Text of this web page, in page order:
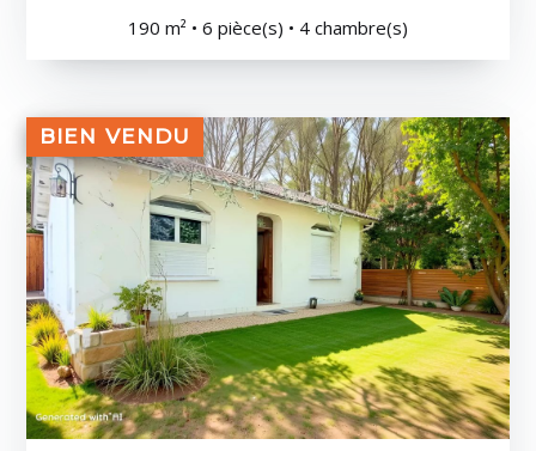
190 m² • 6 pièce(s) • 4 chambre(s)
BIEN VENDU